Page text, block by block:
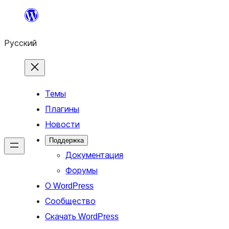
Перейти
содержимому
Русский
Темы
Плагины
Новости
Поддержка
Документация
Форумы
О WordPress
Сообщество
Скачать WordPress